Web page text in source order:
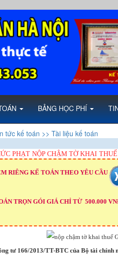
BẢNG HỌC PHÍ
tức kế toán >> Tài liệu kế toán
PHẠT NỘP CHẬM TỜ KHAI
RIÊNG KẾ TOÁN THEO YÊU CẦU
TRỌN GÓI GIÁ CHỈ TỪ 500.000
tư 166/2013/TT-BTC của Bộ tài chính